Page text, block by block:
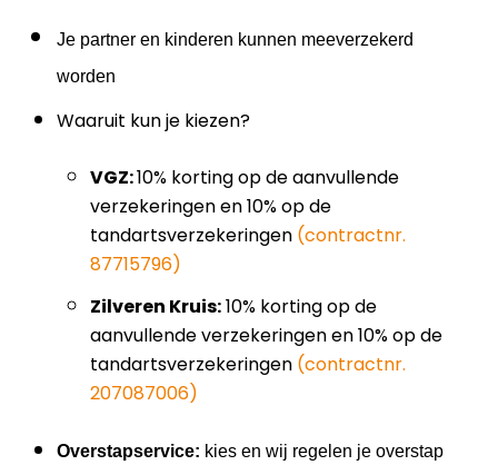
Je partner en kinderen kunnen meeverzekerd
worden
Waaruit kun je kiezen?
VGZ:10% korting op de aanvullende
verzekeringen en 10% op de
tandartsverzekeringen (contractnr.
87715796)
Zilveren Kruis:10% korting op de
aanvullende verzekeringen en 10% op de
tandartsverzekeringen (contractnr.
207087006)
Overstapservice: kies en wij regelen je overstap